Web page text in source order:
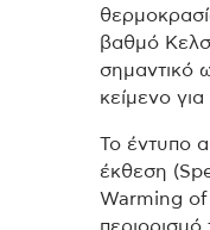
βαθμό
σημαντικό
κείμενο
Το έντυπο
έκθεση
Warming of